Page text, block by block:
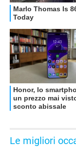
Le migliori